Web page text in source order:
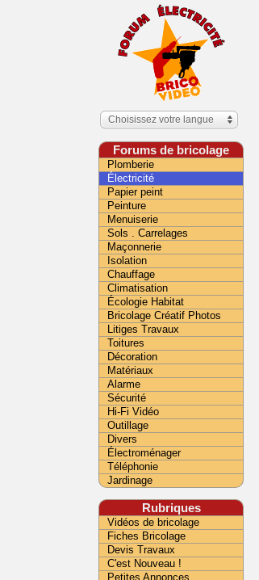
Choisissez votre langue
Forums de bricolage
Plomberie
Électricité
Papier peint
Peinture
Menuiserie
Sols . Carrelages
Maçonnerie
Isolation
Chauffage
Climatisation
Écologie Habitat
Bricolage Créatif Photos
Litiges Travaux
Toitures
Décoration
Matériaux
Alarme
Sécurité
Hi-Fi Vidéo
Outillage
Divers
Électroménager
Téléphonie
Jardinage
Rubriques
Vidéos de bricolage
Fiches Bricolage
Devis Travaux
C'est Nouveau !
Petites Annonces